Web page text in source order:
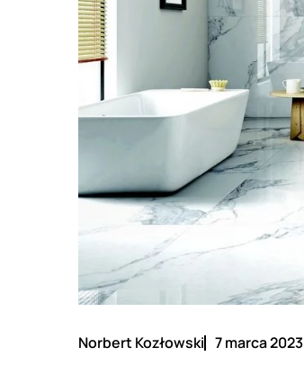
Norbert Kozłowski 7 marca 2023